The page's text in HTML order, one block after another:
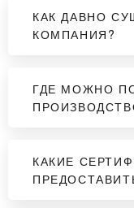
КАК ДАВНО
КОМПАНИЯ?
ГДЕ МОЖНО
КАКИЕ